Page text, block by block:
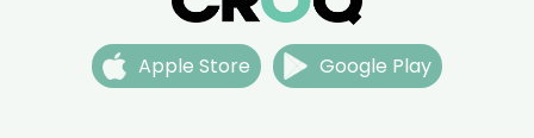
Apple Store Google Play